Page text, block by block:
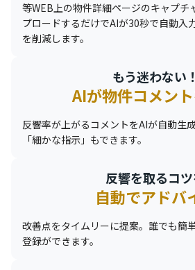
等WEB上の物件詳細ページのキャプチ
プロードするだけでAIが30秒で自動入
を削減します。
もう迷わない！
AIが物件コメン
反響率が上がるコメントをAIが自動生
「細かな指示」もできます。
反響を取るコ
自動でアドバ
改善点をタイムリーに提案。誰でも簡
登録ができます。